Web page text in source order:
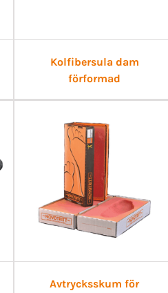
Kolfibersula dam
förformad
Avtrycksskum för